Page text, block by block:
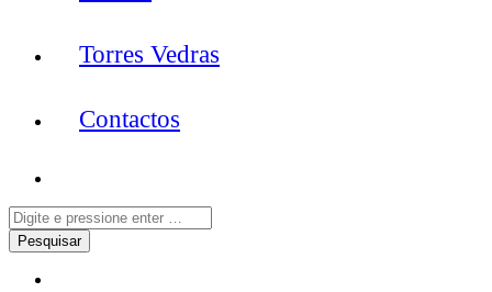
Torres Vedras
Contactos